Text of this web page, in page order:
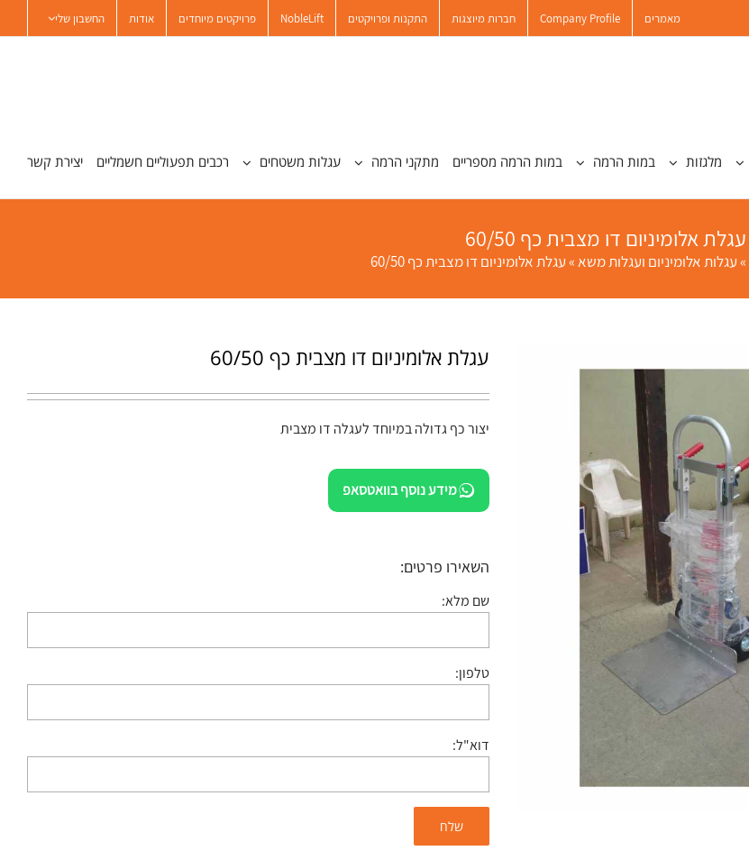
מאמרים Company Profile חברות מיוצגות התקנות ופרויקטים NobleLift פרויקטים מיוחדים אודות החשבון שלי
מלגזות במות הרמה במות הרמה מספריים מתקני הרמה עגלות משטחים רכבים תפעוליים חשמליים יצירת קשר
עגלת אלומיניום דו מצבית כף 60/50
»עגלות אלומיניום ועגלות משא»עגלת אלומיניום דו מצבית כף 60/50
עגלת אלומיניום דו מצבית כף 60/50
יצור כף גדולה במיוחד לעגלה דו מצבית
מידע נוסף בוואטסאפ
השאירו פרטים:
שם מלא:
טלפון:
דוא"ל: